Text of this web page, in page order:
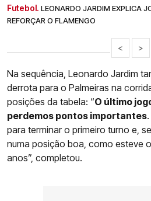
Futebol. LEONARDO JARDIM EXPLICA
REFORÇAR O FLAMENGO
< >
Na sequência, Leonardo Jardim
derrota para o Palmeiras na
posições da tabela: “O último
perdemos pontos importantes
para terminar o primeiro turno e,
numa posição boa, como esteve o
anos”, completou.